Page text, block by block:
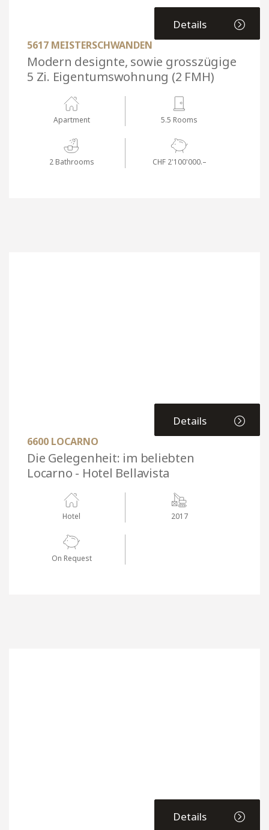
5617 MEISTERSCHWANDEN
Modern designte, sowie grosszügige
5 Zi. Eigentumswohnung (2 FMH)
Apartment 5.5 Rooms
2 Bathrooms CHF 2'100'000.–
Details
6600 LOCARNO
Die Gelegenheit: im beliebten
Locarno - Hotel Bellavista
Hotel 2017
On Request
Details
Details